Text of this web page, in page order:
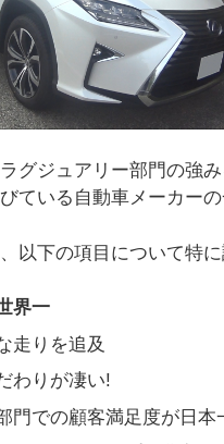
グジュアリー部門の強
ている自動車メーカーの
以下の項目について特に
界一
走りを追及
わりが凄い!
門での顧客満足度が日本